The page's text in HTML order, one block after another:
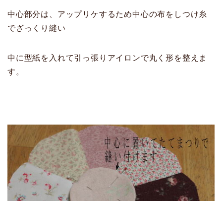
中心部分は、アップリケするため中心の布をしつけ糸
でざっくり縫い
中に型紙を入れて引っ張りアイロンで丸く形を整えま
す。